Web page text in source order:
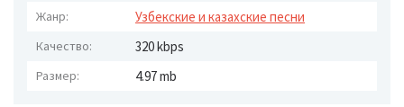
Жанр: Узбекские и казахские песни
Качество: 320 kbps
Размер: 4.97 mb